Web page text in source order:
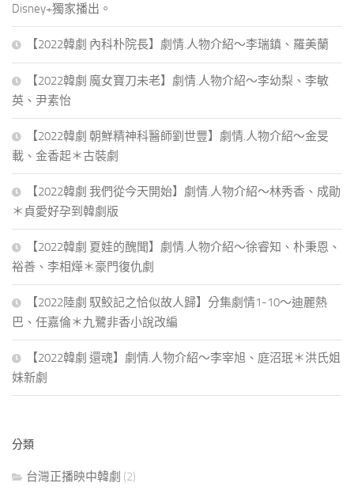
Disney+獨家播出。
【2022韓劇 內科朴院長】劇情.人物介紹～李瑞鎮、羅美蘭
【2022韓劇 魔女寶刀未老】劇情.人物介紹～李幼梨、李敏
英、尹素怡
【2022韓劇 朝鮮精神科醫師劉世豐】劇情.人物介紹～金旻
載、金香起＊古裝劇
【2022韓劇 我們從今天開始】劇情.人物介紹～林秀香、成勛
＊貞愛好孕到韓劇版
【2022韓劇 夏娃的醜聞】劇情.人物介紹～徐睿知、朴秉恩、
裕善、李相燁＊豪門復仇劇
【2022陸劇 馭鮫記之恰似故人歸】分集劇情1-10～迪麗熱
巴、任嘉倫＊九鷺非香小說改編
【2022韓劇 還魂】劇情.人物介紹～李宰旭、庭沼珉＊洪氏姐
妹新劇
分類
台灣正播映中韓劇 (2)